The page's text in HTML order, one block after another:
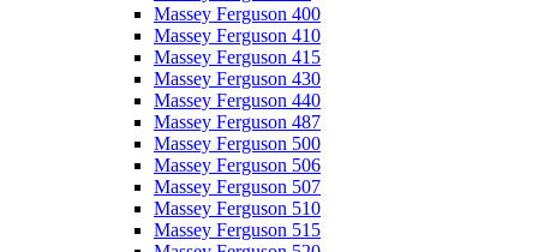
Massey Ferguson 400
Massey Ferguson 410
Massey Ferguson 415
Massey Ferguson 430
Massey Ferguson 440
Massey Ferguson 487
Massey Ferguson 500
Massey Ferguson 506
Massey Ferguson 507
Massey Ferguson 510
Massey Ferguson 515